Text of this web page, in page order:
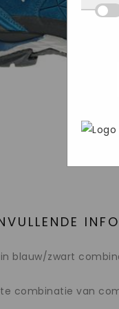
blauw/zwart
combinatie van
hij
we
In